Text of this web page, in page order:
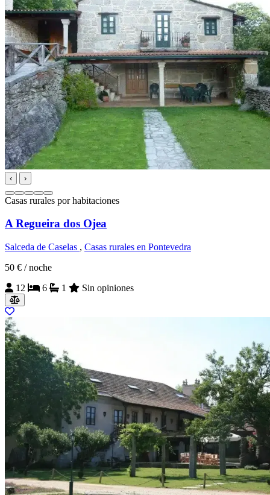
‹ ›
Casas rurales por habitaciones
A Regueira dos Ojea
Salceda de Caselas , Casas rurales en Pontevedra
50 € / noche
12
6 1 Sin opiniones